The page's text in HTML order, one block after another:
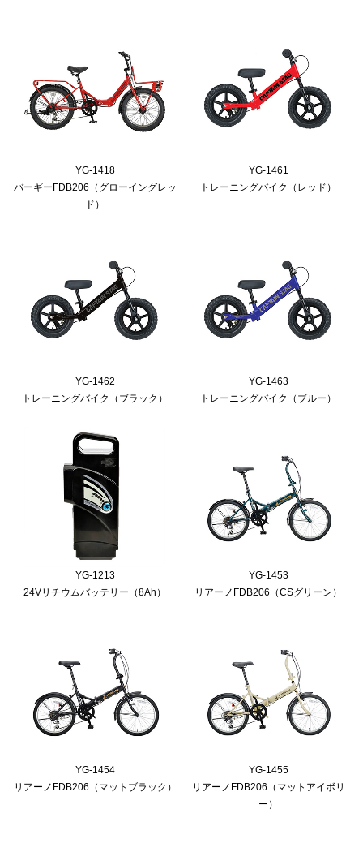
YG-1418
バーギーFDB206（グローイングレッ
ド）
YG-1461
トレーニングバイク（レッド）
YG-1462
トレーニングバイク（ブラック）
YG-1463
トレーニングバイク（ブルー）
YG-1213
24Vリチウムバッテリー（8Ah）
YG-1453
リアーノFDB206（CSグリーン）
YG-1454
リアーノFDB206（マットブラック）
YG-1455
リアーノFDB206（マットアイボリ
ー）